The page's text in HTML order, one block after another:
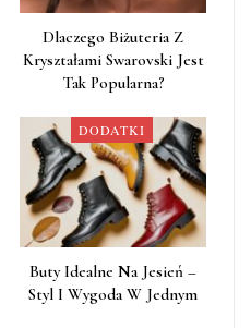
Dlaczego Biżuteria Z
Kryształami Swarovski Jest
Tak Popularna?
DODATKI
Buty Idealne Na Jesień –
Styl I Wygoda W Jednym